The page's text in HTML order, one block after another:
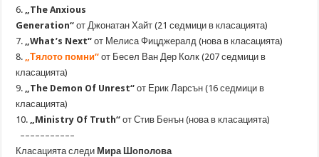
6. „The Anxious
Generation“ от Джонатан Хайт (21 седмици в класацията)
7. „What’s Next“ от Мелиса Фицджералд (нова в класацията)
8. „Тялото помни“ от Бесел Ван Дер Колк (207 седмици в
класацията)
9. „The Demon Of Unrest“ от Ерик Ларсън (16 седмици в
класацията)
10. „Ministry Of Truth“ от Стив Бенън (нова в класацията)
–––––––––––
Класацията следи Мира Шополова